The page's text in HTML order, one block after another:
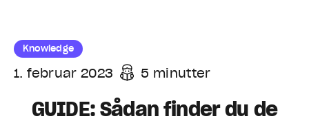
Knowledge
1. februar 2023 5 minutter
GUIDE: Sådan finder du de